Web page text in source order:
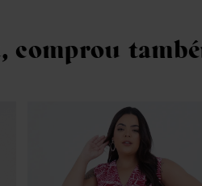
comprou